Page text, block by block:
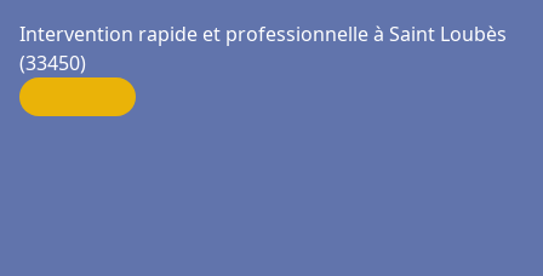
Intervention rapide et professionnelle à Saint Loubès
(33450)